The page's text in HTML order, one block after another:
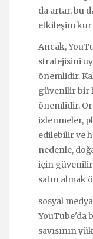
da artar, bu
etkileşim
Ancak,
stratejisini
önemlidir.
güvenilir bir
önemlidir.
izlenmeler,
edilebilir ve
nedenle,
için
satın almak
sosyal
YouTube'da
sayısının